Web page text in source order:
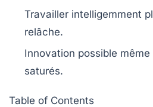
Travailler intelligemment
relâche.
Innovation possible
saturés.
Table of Contents